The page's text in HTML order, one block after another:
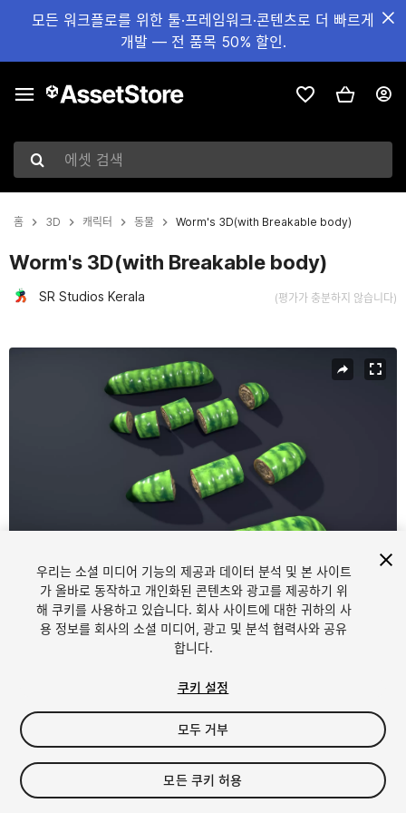
모든 워크플로를 위한 툴·프레임워크·콘텐츠로 더 빠르게
개발 — 전 품목 50% 할인.
에셋 검색
홈 3D 캐릭터 동물 Worm's 3D(with Breakable body)
Worm's 3D(with Breakable body)
SR Studios Kerala (평가가 충분하지 않습니다)
1/20
$15
세금/부가세는 결제 시 반영됩니다.
우리는 소셜 미디어 기능의 제공과 데이터 분석 및 본 사이트
가 올바로 동작하고 개인화된 콘텐츠와 광고를 제공하기 위
해 쿠키를 사용하고 있습니다. 회사 사이트에 대한 귀하의 사
용 정보를 회사의 소셜 미디어, 광고 및 분석 협력사와 공유
합니다.
쿠키 설정
모두 거부
모든 쿠키 허용